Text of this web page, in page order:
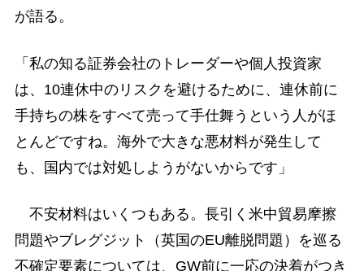
が語る。
「私の知る証券会社のトレーダーや個人投資家
は、10連休中のリスクを避けるために、連休前に
手持ちの株をすべて売って手仕舞うという人がほ
とんどですね。海外で大きな悪材料が発生して
も、国内では対処しようがないからです」
不安材料はいくつもある。長引く米中貿易摩擦
問題やブレグジット（英国のEU離脱問題）を巡る
不確定要素については、GW前に一応の決着がつき